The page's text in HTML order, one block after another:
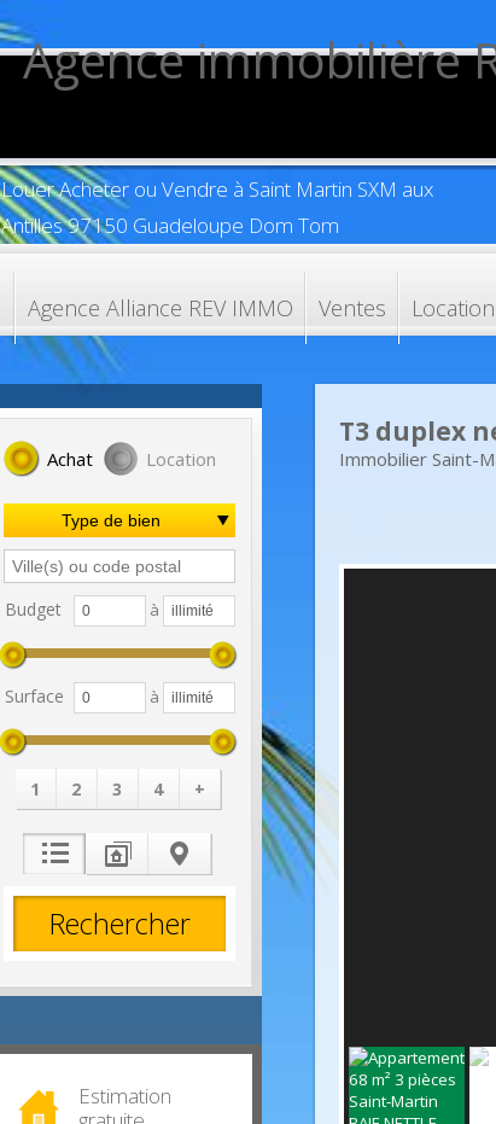
Louer Acheter ou Vendre à Saint Martin SXM aux
Antilles 97150 Guadeloupe Dom Tom
Agence Alliance REV IMMO Ventes
Achat Location
Type de bien
Budget à
Surface à
1 2 3 4 +
Estimation
T3 duplex
Immobilier Saint-